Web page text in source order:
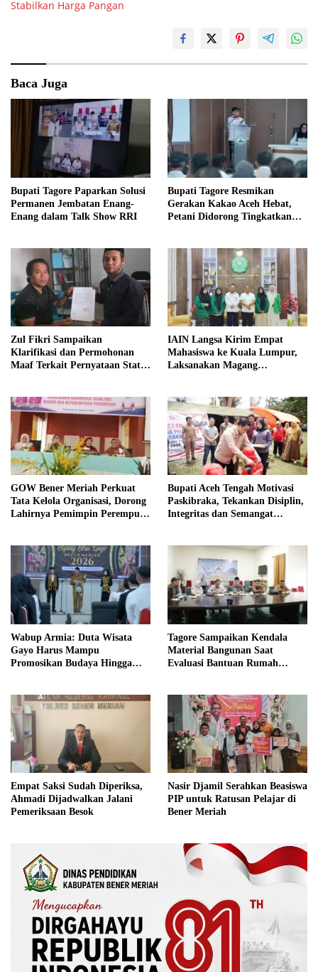
Stabilkan Harga Pangan
Baca Juga
Bupati Tagore Paparkan Solusi
Permanen Jembatan Enang-
Enang dalam Talk Show RRI
Bupati Tagore Resmikan
Gerakan Kakao Aceh Hebat,
Petani Didorong Tingkatkan
Zul Fikri Sampaikan
Klarifikasi dan Permohonan
Maaf Terkait Pernyataan Status
IAIN Langsa Kirim Empat
Mahasiswa ke Kuala Lumpur,
Laksanakan Magang
GOW Bener Meriah Perkuat
Tata Kelola Organisasi, Dorong
Lahirnya Pemimpin Perempuan
Bupati Aceh Tengah Motivasi
Paskibraka, Tekankan Disiplin,
Integritas dan Semangat
Wabup Armia: Duta Wisata
Gayo Harus Mampu
Promosikan Budaya Hingga
Tagore Sampaikan Kendala
Material Bangunan Saat
Evaluasi Bantuan Rumah
Empat Saksi Sudah Diperiksa,
Ahmadi Dijadwalkan Jalani
Pemeriksaan Besok
Nasir Djamil Serahkan Beasiswa
PIP untuk Ratusan Pelajar di
Bener Meriah